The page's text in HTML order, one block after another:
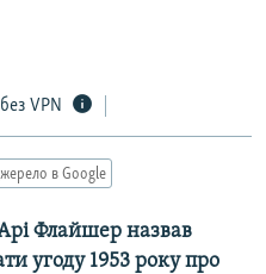
VPN
в Google
Флайшер назвав
угоду 1953 року про